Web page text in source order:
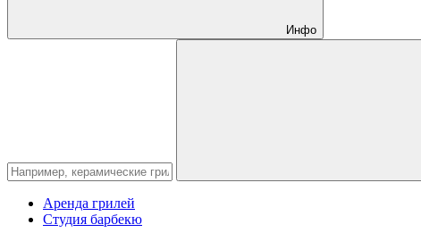
Инфо
Аренда грилей
Студия барбекю